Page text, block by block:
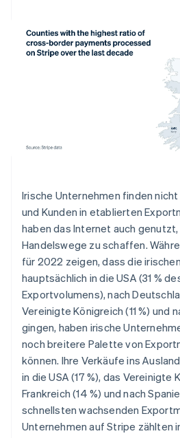
Irische Unternehmen finden nicht
und Kunden in etablierten
haben das Internet auch
Handelswege zu schaffen.
für 2022 zeigen, dass die
hauptsächlich in die USA (31 %
Exportvolumens), nach
Vereinigte Königreich (11 %) und
gingen, haben irische
noch breitere Palette von
können. Ihre Verkäufe ins
in die USA (17 %), das Vereinigte
Frankreich (14 %) und nach
schnellsten wachsenden
Unternehmen auf Stripe zählten
English
Griechenland
Italiano
Kanada
EnglishFrançais
Kroatien
English Italiano
Lettland
English
Liechtenstein
DeutschEnglish
Litauen
English
Luxemburg
FrançaisDeutschEnglish
Malaysia
English 简体中文
Malta
English
Mexiko
Español English